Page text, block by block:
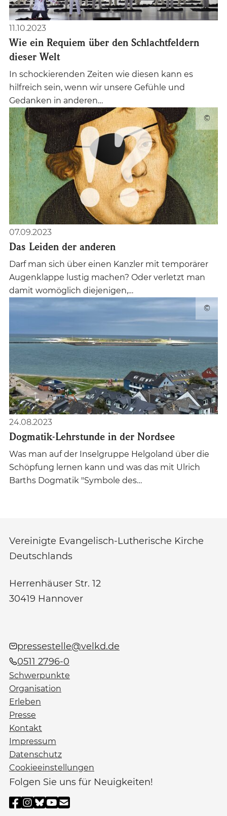
11.10.2023
Wie ein Requiem über den Schlachtfeldern
dieser Welt
In schockierenden Zeiten wie diesen kann es
hilfreich sein, wenn wir unsere Gefühle und
Gedanken in anderen…
©
07.09.2023
Das Leiden der anderen
Darf man sich über einen Kanzler mit temporärer
Augenklappe lustig machen? Oder verletzt man
damit womöglich diejenigen,…
©
24.08.2023
Dogmatik-Lehrstunde in der Nordsee
Was man auf der Inselgruppe Helgoland über die
Schöpfung lernen kann und was das mit Ulrich
Barths Dogmatik "Symbole des…
Vereinigte Evangelisch-Lutherische Kirche
Deutschlands
Herrenhäuser Str. 12
30419 Hannover
pressestelle@velkd.de
0511 2796-0
Schwerpunkte
Organisation
Erleben
Presse
Kontakt
Impressum
Datenschutz
Cookieeinstellungen
Folgen Sie uns für Neuigkeiten!